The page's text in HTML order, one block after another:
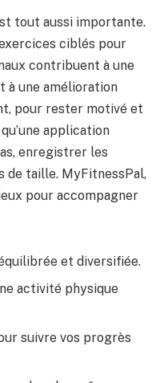
tout aussi importante.
ciblés pour
contribuent à une
à une amélioration
pour rester motivé et
application
enregistrer les
de taille. MyFitnessPal,
pour accompagner
et diversifiée.
activité physique
suivre vos progrès